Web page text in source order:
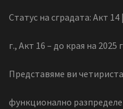
Статус на сградата: Акт
г., Акт 16 – до края на 2025
Представяме ви
функционално